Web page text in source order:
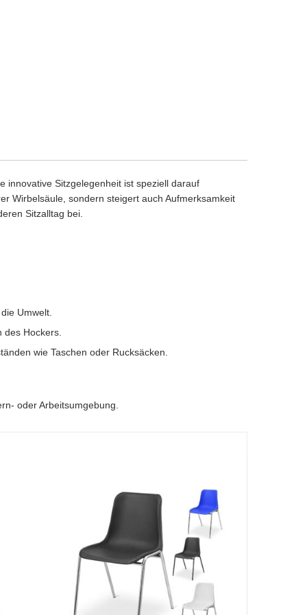
innovative Sitzgelegenheit ist speziell darauf
Wirbelsäule, sondern steigert auch Aufmerksamkeit
Sitzalltag bei.
Umwelt.
des Hockers.
wie Taschen oder Rucksäcken.
oder Arbeitsumgebung.